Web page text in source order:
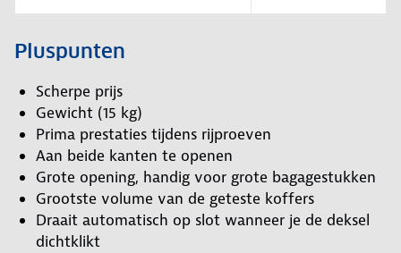
Pluspunten
Scherpe prijs
Gewicht (15 kg)
Prima prestaties tijdens rijproeven
Aan beide kanten te openen
Grote opening, handig voor grote bagagestukken
Grootste volume van de geteste koffers
Draait automatisch op slot wanneer je de deksel
dichtklikt